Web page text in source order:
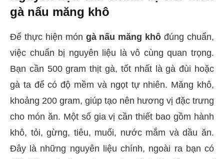
gà nấu măng khô
Để thực hiện món gà nấu măng khô đúng chuẩn,
việc chuẩn bị nguyên liệu là vô cùng quan trọng.
Bạn cần 500 gram thịt gà, tốt nhất là gà đùi hoặc
gà ta để có độ mềm và ngọt tự nhiên. Măng khô,
khoảng 200 gram, giúp tạo nên hương vị đặc trưng
cho món ăn. Một số gia vị cần thiết bao gồm hành
khô, tỏi, gừng, tiêu, muối, nước mắm và dầu ăn.
Đây là những nguyên liệu chính, ngoài ra bạn có